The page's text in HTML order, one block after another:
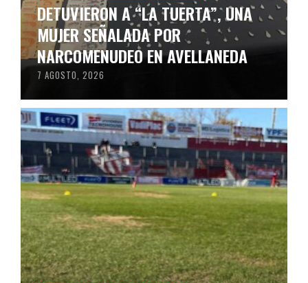
DETUVIERON A “LA TUERTA”, UNA
MUJER SEÑALADA POR
NARCOMENUDEO EN AVELLANEDA
7 AGOSTO, 2026